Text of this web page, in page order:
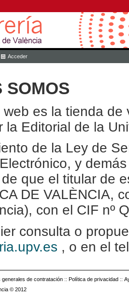
Acceder
SOMOS
web es la tienda
la Editorial de la
de la Ley de
y
que el titular de
DE VALÈNCIA,
con el CIF nº
consulta o
, o en el
generales de contratación :: Política de privacidad ::
© 2012